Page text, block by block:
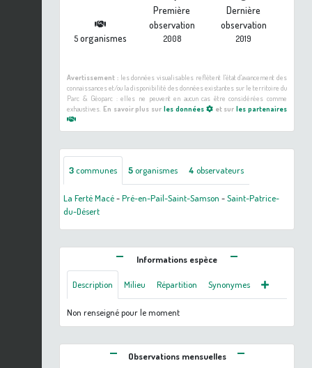
5organismes
Première
observation
2008
Dernière
observation
2019
Avertissement :les données visualisables reflètent l'état d'avancement des
connaissances et/ou la disponibilité des données existantes sur le territoire du
Parc & Géoparc : elles ne peuvent en aucun cas être considérées comme
exhaustives. En savoir plus sur les données et surles partenaires
3communes 5organismes 4 observateurs
La Ferté Macé-Pré-en-Pail-Saint-Samson -Saint-Patrice-
du-Désert
Informations espèce
Description Milieu Répartition Synonymes
Non renseigné pour le moment
Observations mensuelles